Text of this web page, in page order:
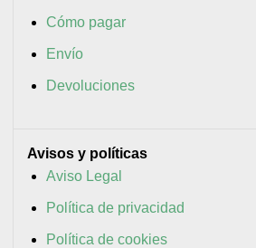
Cómo pagar
Envío
Devoluciones
Avisos y políticas
Aviso Legal
Política de privacidad
Política de cookies